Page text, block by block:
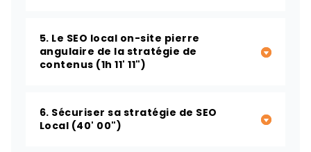
5. Le SEO local on-site pierre
angulaire de la stratégie de
contenus (1h 11' 11")
6. Sécuriser sa stratégie de SEO
Local (40' 00")